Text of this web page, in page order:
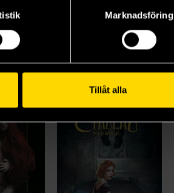
Marknadsföring
Tillåt alla
Beställ